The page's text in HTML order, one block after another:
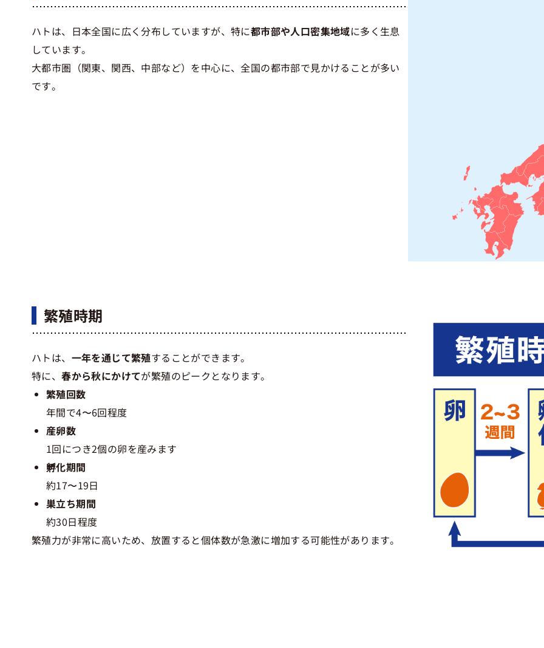
ハトは、日本全国に広く分布していますが、特に都市部や人口密集地域に多く生息
しています。
大都市圏（関東、関西、中部など）を中心に、全国の都市部で見かけることが多い
です。
繁殖時期
ハトは、 一年を通じて繁殖することができます。
特に、春から秋にかけてが繁殖のピークとなります。
繁殖回数
年間で4〜6回程度
産卵数
1回につき2個の卵を産みます
孵化期間
約17〜19日
巣立ち期間
約30日程度
繁殖力が非常に高いため、放置すると個体数が急激に増加する可能性があります。